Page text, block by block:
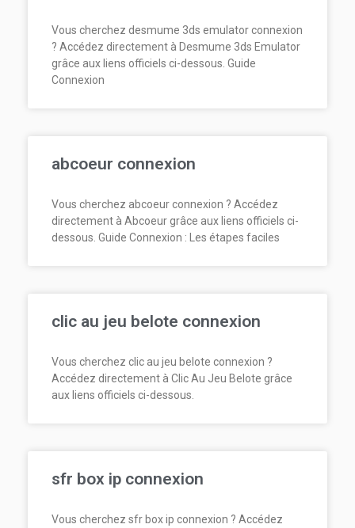
Vous cherchez desmume 3ds emulator connexion
? Accédez directement à Desmume 3ds Emulator
grâce aux liens officiels ci-dessous. Guide
Connexion
abcoeur connexion
Vous cherchez abcoeur connexion ? Accédez
directement à Abcoeur grâce aux liens officiels ci-
dessous. Guide Connexion : Les étapes faciles
clic au jeu belote connexion
Vous cherchez clic au jeu belote connexion ?
Accédez directement à Clic Au Jeu Belote grâce
aux liens officiels ci-dessous.
sfr box ip connexion
Vous cherchez sfr box ip connexion ? Accédez